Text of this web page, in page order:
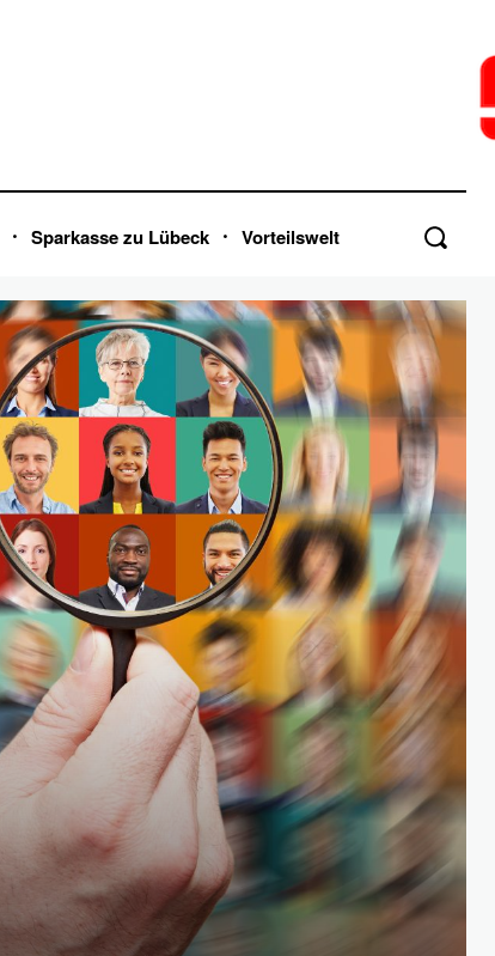
Sparkasse zu Lübeck Vorteilswelt